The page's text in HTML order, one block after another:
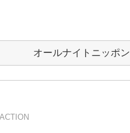
オールナイトニッポン
ACTION